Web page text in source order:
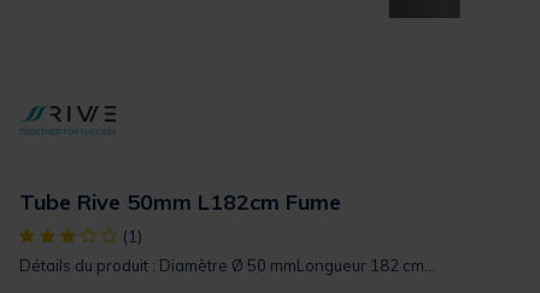
Tube Rive 50mm L182cm Fume
[object Object] out of 5 Customer Rating
(1)
Détails du produit : Diamètre Ø 50 mmLongueur 182 cm...